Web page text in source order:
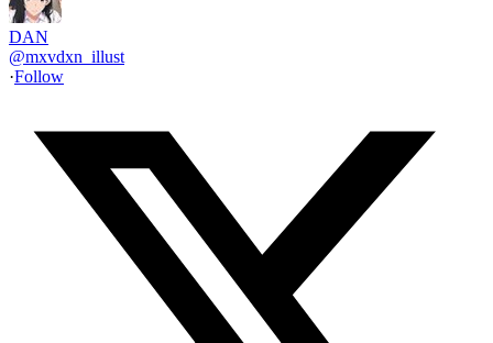
DAN
@mxvdxn_illust
·Follow